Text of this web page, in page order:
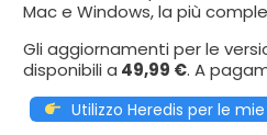
Mac e Windows, la più
Gli aggiornamenti per le
disponibili a 49,99 €. A
Utilizzo Heredis per le